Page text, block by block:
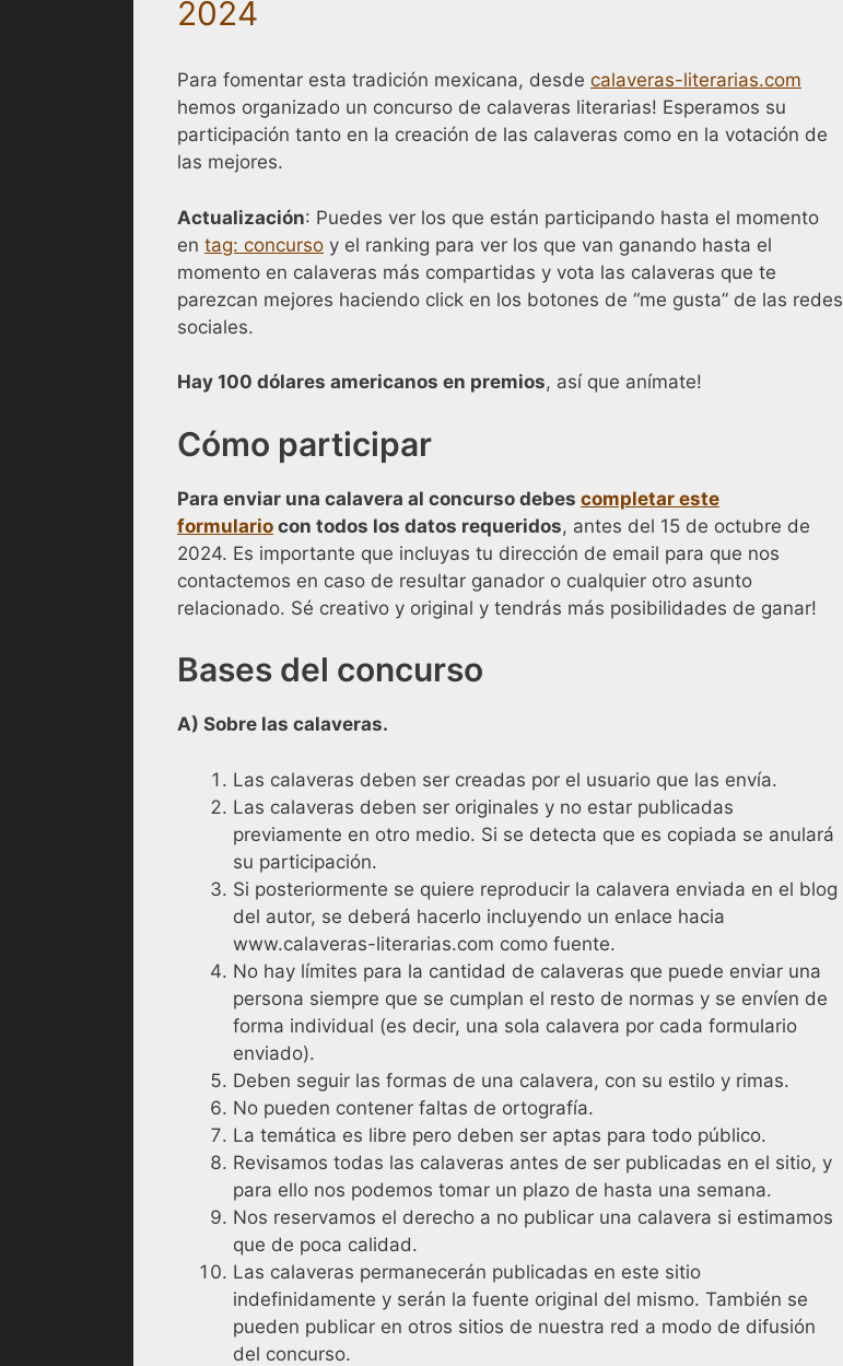
2024
Para fomentar esta tradición mexicana, desde calaveras-literarias.com
hemos organizado un concurso de calaveras literarias! Esperamos su
participación tanto en la creación de las calaveras como en la votación de
las mejores.
Actualización: Puedes ver los que están participando hasta el momento
en tag: concurso y el ranking para ver los que van ganando hasta el
momento en calaveras más compartidas y vota las calaveras que te
parezcan mejores haciendo click en los botones de “me gusta” de las redes
sociales.
Hay 100 dólares americanos en premios, así que anímate!
Cómo participar
Para enviar una calavera al concurso debes completar este
formulario con todos los datos requeridos, antes del 15 de octubre de
2024. Es importante que incluyas tu dirección de email para que nos
contactemos en caso de resultar ganador o cualquier otro asunto
relacionado. Sé creativo y original y tendrás más posibilidades de ganar!
Bases del concurso
A) Sobre las calaveras.
Las calaveras deben ser creadas por el usuario que las envía.
Las calaveras deben ser originales y no estar publicadas
previamente en otro medio. Si se detecta que es copiada se anulará
su participación.
Si posteriormente se quiere reproducir la calavera enviada en el blog
del autor, se deberá hacerlo incluyendo un enlace hacia
www.calaveras-literarias.com como fuente.
No hay límites para la cantidad de calaveras que puede enviar una
persona siempre que se cumplan el resto de normas y se envíen de
forma individual (es decir, una sola calavera por cada formulario
enviado).
Deben seguir las formas de una calavera, con su estilo y rimas.
No pueden contener faltas de ortografía.
La temática es libre pero deben ser aptas para todo público.
Revisamos todas las calaveras antes de ser publicadas en el sitio, y
para ello nos podemos tomar un plazo de hasta una semana.
Nos reservamos el derecho a no publicar una calavera si estimamos
que de poca calidad.
Las calaveras permanecerán publicadas en este sitio
indefinidamente y serán la fuente original del mismo. También se
pueden publicar en otros sitios de nuestra red a modo de difusión
del concurso.